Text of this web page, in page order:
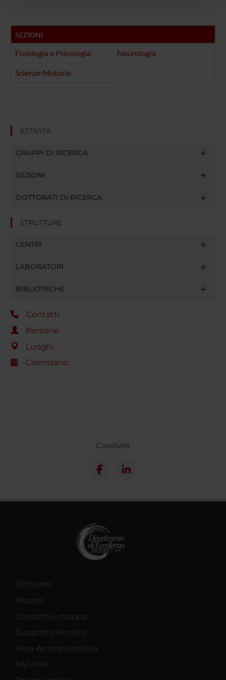
raccolto dal tuo utilizzo dei loro servizi.
SEZIONI
Fisiologia e Psicologia Neurologia
Scienze Motorie
ATTIVITÀ
GRUPPI DI RICERCA
SEZIONI
DOTTORATI DI RICERCA
STRUTTURE
CENTRI
LABORATORI
BIBLIOTECHE
Contatti
Persone
Luoghi
Calendario
Condividi
Dottorati
Master
Contatti e mappa
Supporto tecnico
Area Amministrativa
MyUnivr